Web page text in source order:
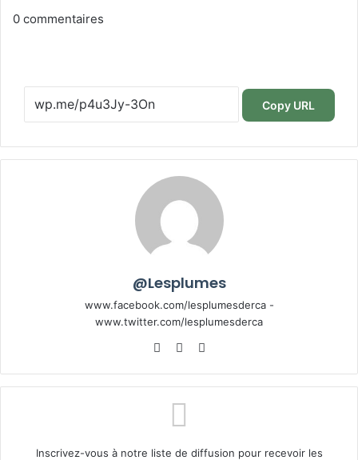
0 commentaires
Copy URL
@Lesplumes
www.facebook.com/lesplumesderca -
www.twitter.com/lesplumesderca
WebsiteFacebook
Inscrivez-vous à notre liste de diffusion pour recevoir les